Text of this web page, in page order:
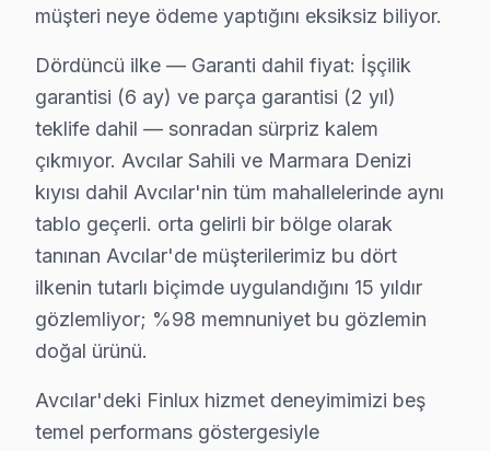
2025 Türkiye fiyatı: ₺700 - ₺1,500
5. Backlight Problemleri
Teknik adı: Backlight Arızası
Fiziksel belirtisi: Ekranın karanlık görünmesi
En çok etkilenen model serisi: Finlux
Bu veriler, Avcılar bölgesindeki Finlux televizyon
Avcılar Mahallelerinde Finlux Servis
Ambarlı mahallesi, genellikle eski binaların yoğun
müşteri neye ödeme yaptığını eksiksiz biliyor.
Dördüncü ilke — Garanti dahil fiyat: İşçilik
garantisi (6 ay) ve parça garantisi (2 yıl)
teklife dahil — sonradan sürpriz kalem
çıkmıyor. Avcılar Sahili ve Marmara Denizi
kıyısı dahil Avcılar'nin tüm mahallelerinde aynı
tablo geçerli. orta gelirli bir bölge olarak
tanınan Avcılar'de müşterilerimiz bu dört
ilkenin tutarlı biçimde uygulandığını 15 yıldır
gözlemliyor; %98 memnuniyet bu gözlemin
doğal ürünü.
Avcılar'deki Finlux hizmet deneyimimizi beş
temel performans göstergesiyle